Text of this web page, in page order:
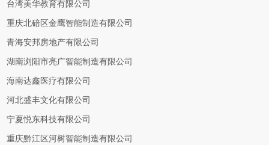
台湾美华教育有限公司
重庆北碚区金鹰智能制造有限公司
青海安邦房地产有限公司
湖南浏阳市亮广智能制造有限公司
海南达鑫医疗有限公司
河北盛丰文化有限公司
宁夏悦东科技有限公司
重庆黔江区河树智能制造有限公司